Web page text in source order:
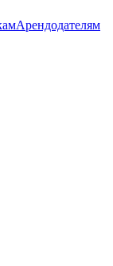
Арендодателям